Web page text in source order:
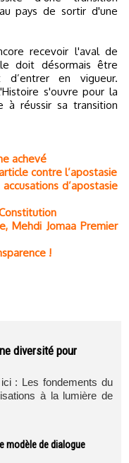
pays de sortir d'une
recevoir l'aval de
doit désormais être
en vigueur.
s'ouvre pour la
à réussir sa transition
achevé
contre l’apostasie
d’apostasie
Mehdi Jomaa Premier
!
diversité pour
: Les fondements du
à la lumière de
modèle de dialogue